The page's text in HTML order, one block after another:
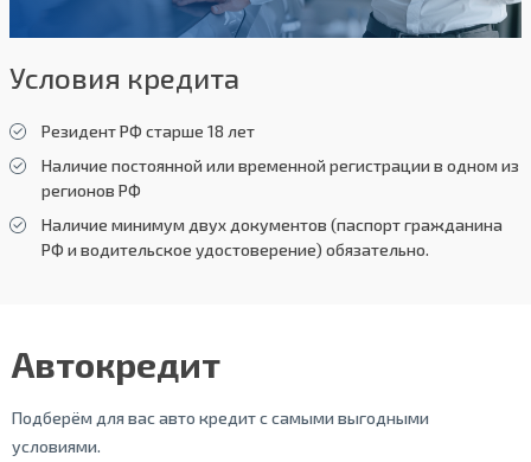
Условия кредита
Резидент РФ старше 18 лет
Наличие постоянной или временной регистрации в одном из
регионов РФ
Наличие минимум двух документов (паспорт гражданина
РФ и водительское удостоверение) обязательно.
Автокредит
Подберём для вас авто кредит с самыми выгодными
условиями.